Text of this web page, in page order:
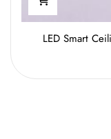
LED Smart